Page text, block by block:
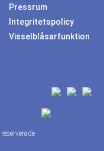
Pressrum
Integritetspolicy
Visselblåsarfunktion